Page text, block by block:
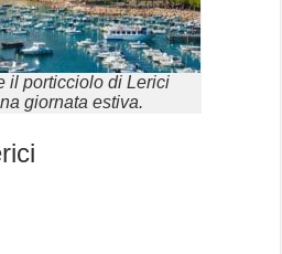
il porticciolo di Lerici
giornata estiva.